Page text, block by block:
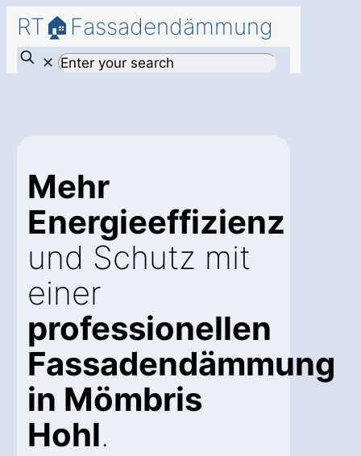
RT🏠Fassadendämmung
✕
Mehr
Energieeffizienz
und Schutz mit
einer
professionellen
Fassadendämmung
in Mömbris
Hohl.